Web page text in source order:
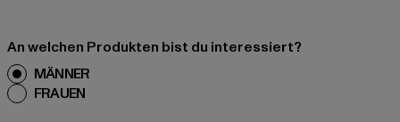
An welchen Produkten bist du interessiert?
MÄNNER
FRAUEN